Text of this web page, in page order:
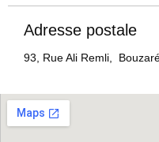
Adresse postale
93, Rue Ali Remli,